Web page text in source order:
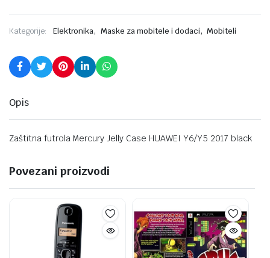
Kategorije: Elektronika, Maske za mobitele i dodaci, Mobiteli
Opis
Zaštitna futrola Mercury Jelly Case HUAWEI Y6/Y5 2017 black
Povezani proizvodi